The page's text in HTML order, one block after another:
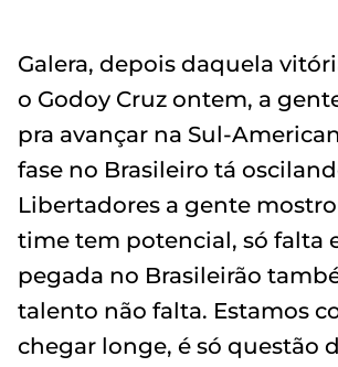
Galera, depois daquela
o Godoy Cruz ontem, a
pra avançar na Sul-
fase no Brasileiro tá
Libertadores a gente
time tem potencial, só falta
pegada no Brasileirão
talento não falta. Estamos
chegar longe, é só questão